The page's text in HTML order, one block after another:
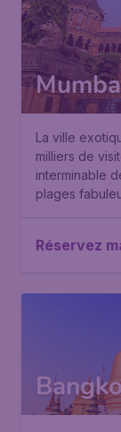
La ville
milliers de
interminable
plages
Réservez